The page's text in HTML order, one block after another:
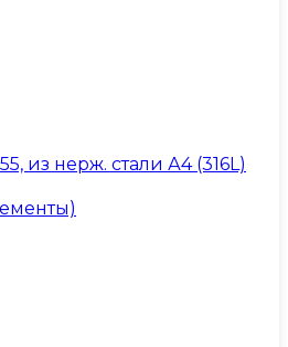
из нерж. стали А4 (316L)